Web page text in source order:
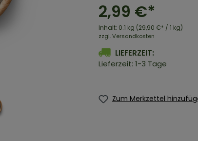
2,99 €*
Inhalt: 0.1 kg (29,90 €* / 1 kg)
zzgl. Versandkosten
LIEFERZEIT:
Lieferzeit: 1-3 Tage
Zum Merkzettel